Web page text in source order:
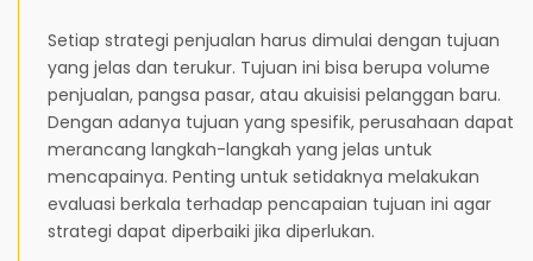
Setiap strategi penjualan harus dimulai dengan tujuan
yang jelas dan terukur. Tujuan ini bisa berupa volume
penjualan, pangsa pasar, atau akuisisi pelanggan baru.
Dengan adanya tujuan yang spesifik, perusahaan dapat
merancang langkah-langkah yang jelas untuk
mencapainya. Penting untuk setidaknya melakukan
evaluasi berkala terhadap pencapaian tujuan ini agar
strategi dapat diperbaiki jika diperlukan.